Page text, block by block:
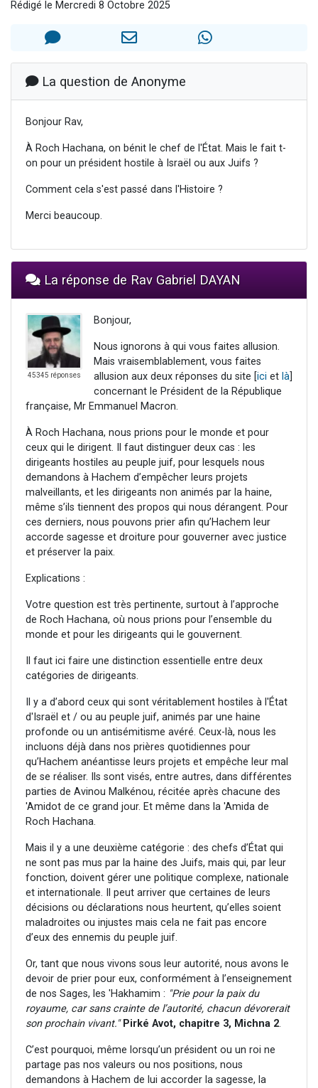
Il reste 49 places pour étudier en groupe sur Zoom
Eva vient de donner son Maasser
Rédigé le Mercredi 8 Octobre 2025
La question de Anonyme
Bonjour Rav,
À Roch Hachana, on bénit le chef de l'État. Mais le fait t-
on pour un président hostile à Israël ou aux Juifs ?
Comment cela s'est passé dans l'Histoire ?
Merci beaucoup.
La réponse de Rav Gabriel DAYAN
45345 réponses
Bonjour,
Nous ignorons à qui vous faites allusion.
Mais vraisemblablement, vous faites
allusion aux deux réponses du site [ ici et là
concernant le Président de la République
française, Mr Emmanuel Macron.
À Roch Hachana, nous prions pour le monde et pour
ceux qui le dirigent. Il faut distinguer deux cas : les
dirigeants hostiles au peuple juif, pour lesquels nous
demandons à Hachem d’empêcher leurs projets
malveillants, et les dirigeants non animés par la haine,
même s’ils tiennent des propos qui nous dérangent. Pour
ces derniers, nous pouvons prier afin qu’Hachem leur
accorde sagesse et droiture pour gouverner avec justice
et préserver la paix.
Explications :
Votre question est très pertinente, surtout à l’approche
de Roch Hachana, où nous prions pour l’ensemble du
monde et pour les dirigeants qui le gouvernent.
Il faut ici faire une distinction essentielle entre deux
catégories de dirigeants.
Il y a d’abord ceux qui sont véritablement hostiles à l'État
d'Israël et / ou au peuple juif, animés par une haine
profonde ou un antisémitisme avéré. Ceux-là, nous les
incluons déjà dans nos prières quotidiennes pour
qu’Hachem anéantisse leurs projets et empêche leur mal
de se réaliser. Ils sont visés, entre autres, dans différentes
parties de Avinou Malkénou, récitée après chacune des
'Amidot de ce grand jour. Et même dans la 'Amida de
Roch Hachana.
Mais il y a une deuxième catégorie : des chefs d’État qui
ne sont pas mus par la haine des Juifs, mais qui, par leur
fonction, doivent gérer une politique complexe, nationale
et internationale. Il peut arriver que certaines de leurs
décisions ou déclarations nous heurtent, qu’elles soient
maladroites ou injustes mais cela ne fait pas encore
d’eux des ennemis du peuple juif.
Or, tant que nous vivons sous leur autorité, nous avons le
devoir de prier pour eux, conformément à l’enseignement
de nos Sages, les 'Hakhamim : "Prie pour la paix du
royaume, car sans crainte de l’autorité, chacun dévorerait
son prochain vivant." Pirké Avot, chapitre 3, Michna 2.
C’est pourquoi, même lorsqu’un président ou un roi ne
partage pas nos valeurs ou nos positions, nous
demandons à Hachem de lui accorder la sagesse, la